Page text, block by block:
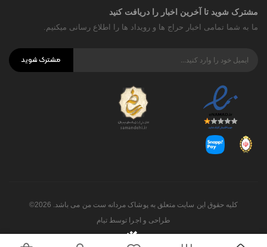
مشترک شوید تا آخرین اخبار را دریافت کنید
ما به شما تمامی اخبار حراج ها و رویداد ها را اطلاع رسانی میکنیم.
مشترک شوید
کلیه حقوق این سایت متعلق به پوشاک مردانه ست من می باشد. 2026©
طراحی و اجرا توسط تیام